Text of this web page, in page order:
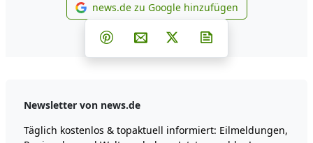
news.de zu Google
news.de zu Google hinzufügen
Teilen auf Facebook
Teilen auf Whatsapp
Teilen auf Telegram
Teilen auf Pinterest
Per E-Mail teilen
Post auf X
Newsletter von news.de
Täglich kostenlos & topaktuell informiert: Eilmeldungen,